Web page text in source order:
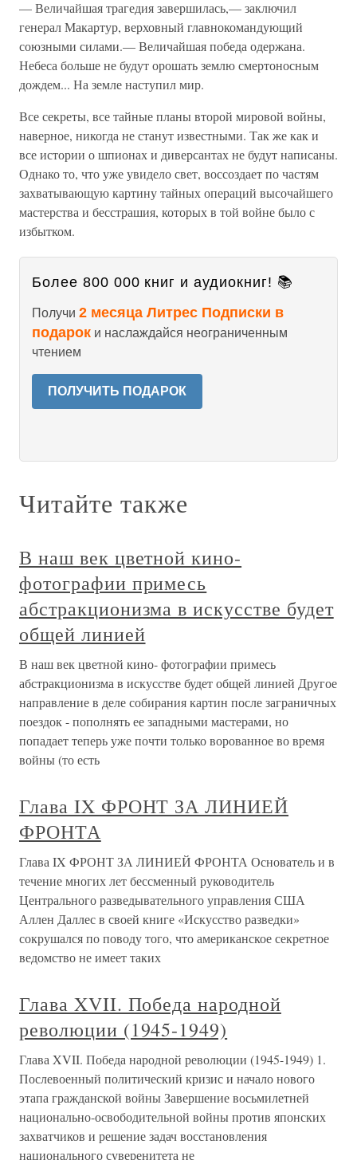
— Величайшая трагедия завершилась,— заключил
генерал Макартур, верховный главнокомандующий
союзными силами.— Величайшая победа одержана.
Небеса больше не будут орошать землю смертоносным
дождем... На земле наступил мир.
Все секреты, все тайные планы второй мировой войны,
наверное, никогда не станут известными. Так же как и
все истории о шпионах и диверсантах не будут написаны.
Однако то, что уже увидело свет, воссоздает по частям
захватывающую картину тайных операций высочайшего
мастерства и бесстрашия, которых в той войне было с
избытком.
Более 800 000 книг и аудиокниг! 📚
Получи 2 месяца Литрес Подписки в
подарок и наслаждайся неограниченным
чтением
ПОЛУЧИТЬ ПОДАРОК
Читайте также
В наш век цветной кино-
фотографии примесь
абстракционизма в искусстве будет
общей линией
В наш век цветной кино- фотографии примесь
абстракционизма в искусстве будет общей линией Другое
направление в деле собирания картин после заграничных
поездок - пополнять ее западными мастерами, но
попадает теперь уже почти только ворованное во время
войны (то есть
Глава IX ФРОНТ ЗА ЛИНИЕЙ
ФРОНТА
Глава IX ФРОНТ ЗА ЛИНИЕЙ ФРОНТА Основатель и в
течение многих лет бессменный руководитель
Центрального разведывательного управления США
Аллен Даллес в своей книге «Искусство разведки»
сокрушался по поводу того, что американское секретное
ведомство не имеет таких
Глава XVII. Победа народной
революции (1945-1949)
Глава XVII. Победа народной революции (1945-1949) 1.
Послевоенный политический кризис и начало нового
этапа гражданской войны Завершение восьмилетней
национально-освободительной войны против японских
захватчиков и решение задач восстановления
национального суверенитета не